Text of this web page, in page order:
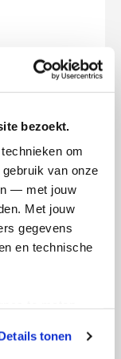
bezoekt.
om
van onze
— met jouw
Met jouw
gegevens
en technische
wijzigen of
tonen
Streefbedrag
€1.500